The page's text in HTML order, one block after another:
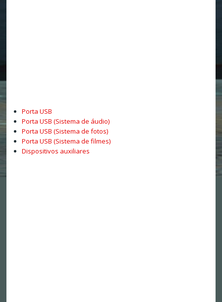
Porta USB
Porta USB (Sistema de áudio)
Porta USB (Sistema de fotos)
Porta USB (Sistema de filmes)
Dispositivos auxiliares